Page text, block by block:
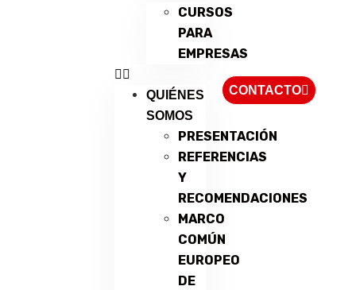
CURSOS
PARA
EMPRESAS
QUIÉNES
SOMOS
PRESENTACIÓN
REFERENCIAS
Y
RECOMENDACIONES
MARCO
COMÚN
EUROPEO
DE
CONTACTO